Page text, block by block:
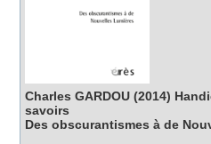
Charles GARDOU (2014)
savoirs
Des obscurantismes à de